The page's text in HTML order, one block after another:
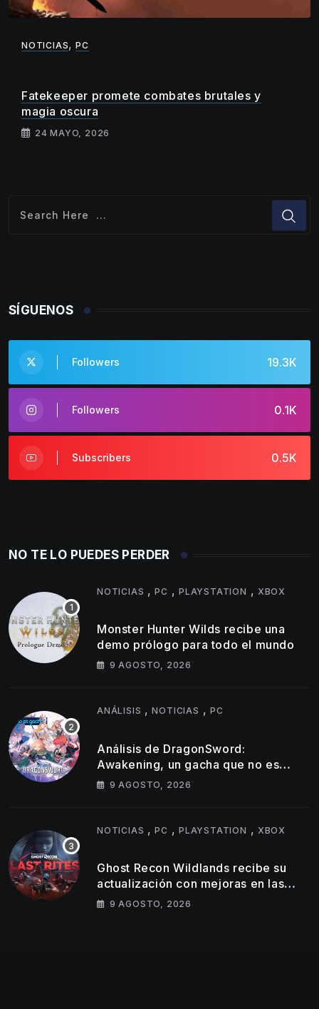
NOTICIAS,PC
Fatekeeper promete combates brutales y
magia oscura
24 MAYO, 2026
SÍGUENOS
19.3K
Followers
0.1K
Followers
0.5K
Subscribers
NO TE LO PUEDES PERDER
NOTICIAS ,PC ,PLAYSTATION , XBOX
Monster Hunter Wilds recibe una
demo prólogo para todo el mundo
9 AGOSTO, 2026
ANÁLISIS ,NOTICIAS , PC
Análisis de DragonSword:
Awakening, un gacha que no es
gacha
9 AGOSTO, 2026
NOTICIAS ,PC ,PLAYSTATION , XBOX
Ghost Recon Wildlands recibe su
actualización con mejoras en las
consolas actuales y una nueva
9 AGOSTO, 2026